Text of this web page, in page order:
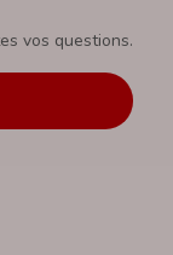
vos questions.